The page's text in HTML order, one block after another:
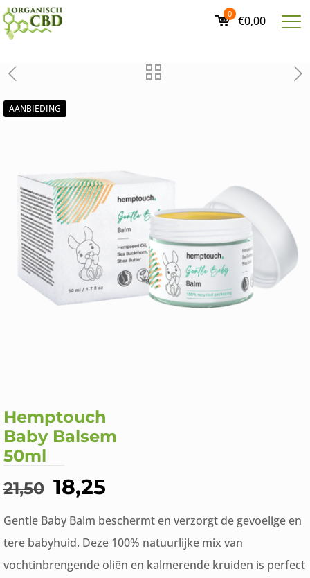
0 €0,00
AANBIEDING
Hemptouch
Baby Balsem
50ml
21,50 Oorspronkelijke
was:
€21,50.
18,25
is:
€18,25.
Gentle Baby Balm beschermt en verzorgt de gevoelige en
tere babyhuid. Deze 100% natuurlijke mix van
vochtinbrengende oliën en kalmerende kruiden is perfect